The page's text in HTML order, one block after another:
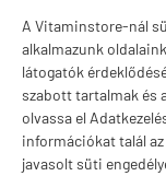
A Vitaminstore-nál
alkalmazunk
látogatók
szabott tartalmak és
olvassa el
információkat talál
javasolt süti
Márkák
Valuta